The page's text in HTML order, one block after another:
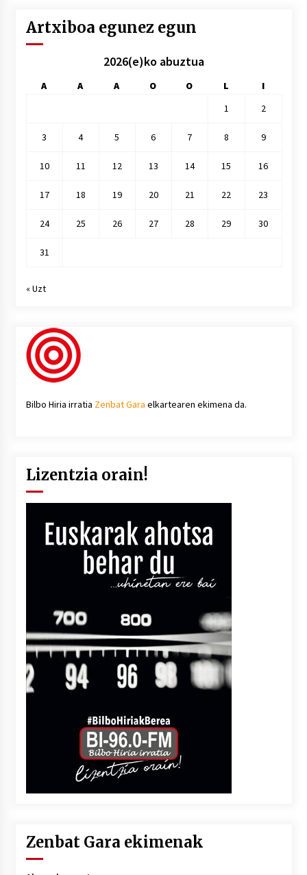
Artxiboa egunez egun
2026(e)ko abuztua
A A A O O L
I
1
2
3 4 5 6 7 8 9
10 11 12 13 14 15 16
17 18 19 20 21 22 23
24 25 26 27 28 29 30
31
« Uzt
Bilbo Hiria irratia Zenbat Gara elkartearen ekimena da.
Lizentzia orain!
Zenbat Gara ekimenak